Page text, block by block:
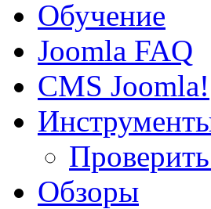
Обучение
Joomla FAQ
CMS Joomla!
Обзоры